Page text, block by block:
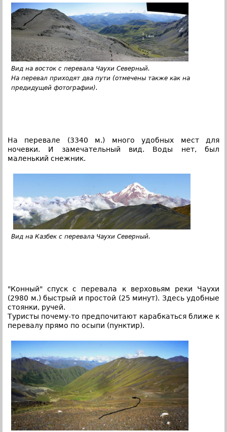
Вид на восток с перевала Чаухи Северный.
На перевал приходят два пути (отмечены также как на
предидущей фотографии).
На перевале (3340 м.) много удобных мест для
ночевки. И замечательный вид. Воды нет, был
маленький снежник.
Вид на Казбек с перевала Чаухи Северный.
"Конный" спуск с перевала к верховьям реки Чаухи
(2980 м.) быстрый и простой (25 минут). Здесь удобные
стоянки, ручей.
Туристы почему-то предпочитают карабкаться ближе к
перевалу прямо по осыпи (пунктир).